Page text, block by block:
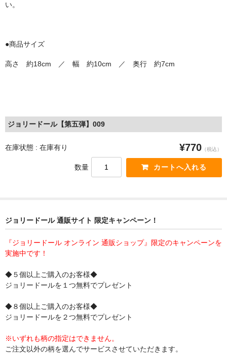
い。
●商品サイズ
高さ 約18cm ／ 幅 約10cm ／ 奥行 約7cm
ジョリードール【第五弾】009
在庫状態 : 在庫有り ¥770 （税込）
数量
ジョリードール 通販サイト 限定キャンペーン！
『ジョリードール オンライン 通販ショップ』限定のキャンペーンを
実施中です！
◆５個以上ご購入のお客様◆
ジョリードールを１つ無料でプレゼント
◆８個以上ご購入のお客様◆
ジョリードールを２つ無料でプレゼント
※いずれも柄の指定はできません。
ご注文以外の柄を選んでサービスさせていただきます。